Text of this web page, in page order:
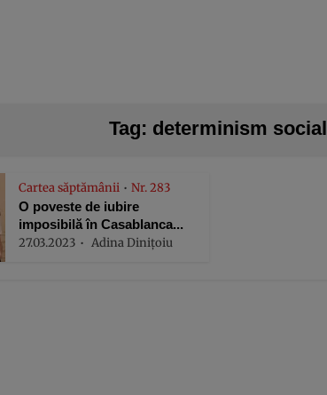
Tag: determinism social
Cartea săptămânii • Nr. 283
O poveste de iubire
imposibilă în Casablanca...
27.03.2023
Adina Dinițoiu